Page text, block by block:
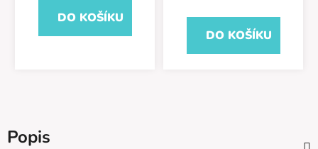
DO KOŠÍKU
DO KOŠÍKU
Popis